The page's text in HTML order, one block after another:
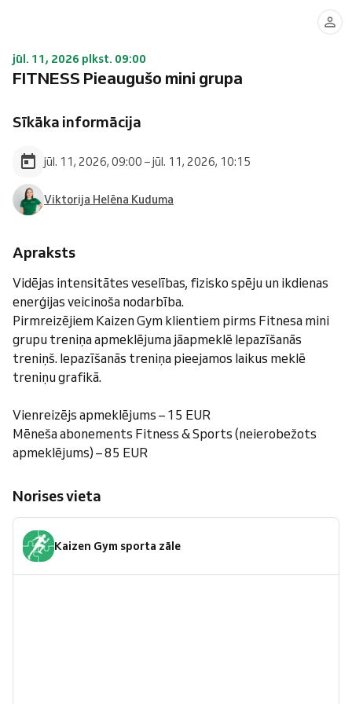
jūl. 11, 2026 plkst. 09:00
FITNESS Pieaugušo mini grupa
Sīkāka informācija
jūl. 11, 2026, 09:00 – jūl. 11, 2026, 10:15
Viktorija Helēna Kuduma
Apraksts
Vidējas intensitātes veselības, fizisko spēju un ikdienas
enerģijas veicinoša nodarbība.
Pirmreizējiem Kaizen Gym klientiem pirms Fitnesa mini
grupu treniņa apmeklējuma jāapmeklē Iepazīšanās
treniņš. Iepazīšanās treniņa pieejamos laikus meklē
treniņu grafikā.
Vienreizējs apmeklējums – 15 EUR
Mēneša abonements Fitness & Sports (neierobežots
apmeklējums) – 85 EUR
Norises vieta
Kaizen Gym sporta zāle